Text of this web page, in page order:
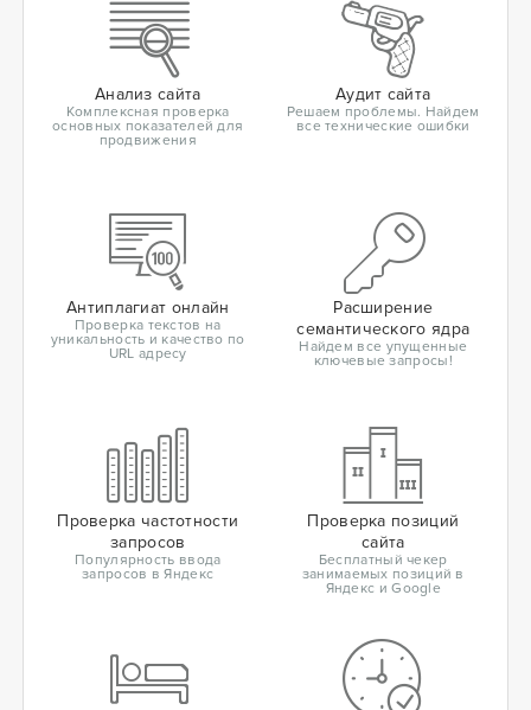
Анализ сайта
Комплексная проверка
основных показателей для
продвижения
Аудит сайта
Решаем проблемы. Найдем
все технические ошибки
Антиплагиат онлайн
Проверка текстов на
уникальность и качество по
URL адресу
Расширение
семантического ядра
Найдем все упущенные
ключевые запросы!
Проверка частотности
запросов
Популярность ввода
запросов в Яндекс
Проверка позиций
сайта
Бесплатный чекер
занимаемых позиций в
Яндекс и Google